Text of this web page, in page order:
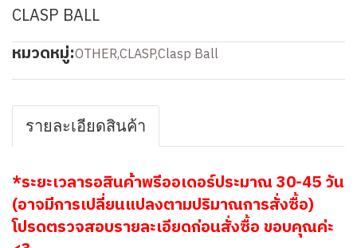
CLASP BALL
หมวดหมู่:OTHER,CLASP,Clasp Ball
รายละเอียดสินค้า
*ระยะเวลารอสินค้าพรีออเดอร์ประมาณ 30-45 วัน
(อาจมีการเปลี่ยนแปลงตามปริมาณการสั่งซื้อ)
โปรดตรวจสอบรายละเอียดก่อนสั่งซื้อ ขอบคุณค่ะ